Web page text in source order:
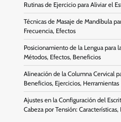
Rutinas de Ejercicio para Aliviar el
Técnicas de Masaje de Mandíbula
Frecuencia, Efectos
Posicionamiento de la Lengua para
Métodos, Efectos, Beneficios
Alineación de la Columna Cervical
Beneficios, Ejercicios, Herramientas
Ajustes en la Configuración del
Cabeza por Tensión: